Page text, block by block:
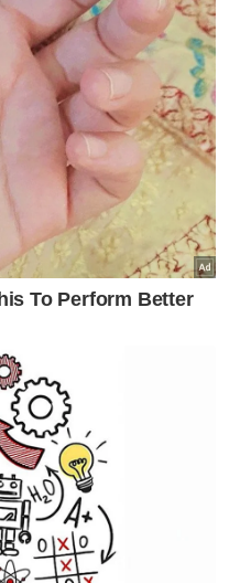
katanya, subsidi
RM2 bilion sebulan,
sekitar RM1.5
memastikan
operasi
melalui bantuan
mengurus
berhemat dalam
masih tidak
untung?
Semenanjung naik 5
naik 5 sen
meskipun bekalan
buat